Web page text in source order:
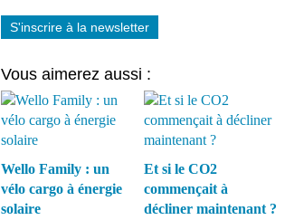
S'inscrire à la newsletter
Vous aimerez aussi :
Wello Family : un
vélo cargo à énergie
solaire
Et si le CO2
commençait à
décliner maintenant ?